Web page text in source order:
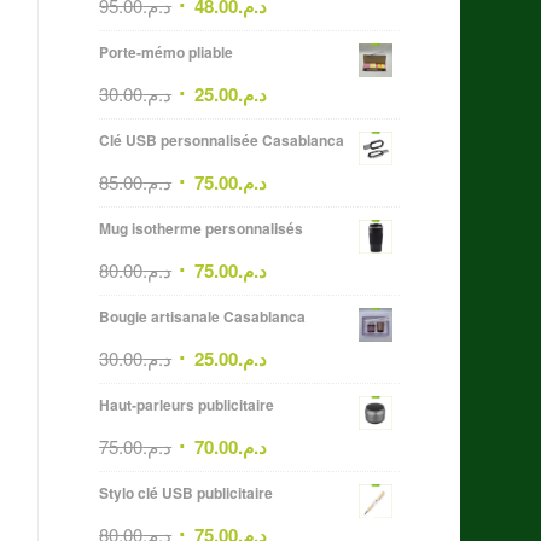
د.م.95.00 د.م.48.00
Porte-mémo pliable
د.م.30.00 د.م.25.00
Clé USB personnalisée Casablanca
د.م.85.00 د.م.75.00
Mug isotherme personnalisés
د.م.80.00 د.م.75.00
Bougie artisanale Casablanca
د.م.30.00 د.م.25.00
Haut-parleurs publicitaire
د.م.75.00 د.م.70.00
Stylo clé USB publicitaire
د.م.80.00 د.م.75.00